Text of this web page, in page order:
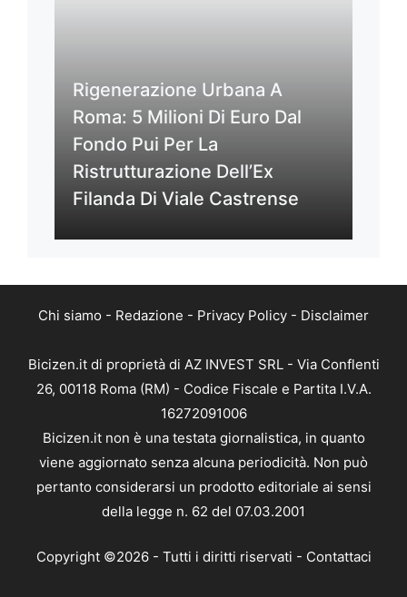
Rigenerazione Urbana A
Roma: 5 Milioni Di Euro Dal
Fondo Pui Per La
Ristrutturazione Dell’Ex
Filanda Di Viale Castrense
Chi siamo - Redazione - Privacy Policy - Disclaimer
Bicizen.it di proprietà di AZ INVEST SRL - Via Conflenti
26, 00118 Roma (RM) - Codice Fiscale e Partita I.V.A.
16272091006
Bicizen.it non è una testata giornalistica, in quanto
viene aggiornato senza alcuna periodicità. Non può
pertanto considerarsi un prodotto editoriale ai sensi
della legge n. 62 del 07.03.2001
Copyright ©2026 - Tutti i diritti riservati - Contattaci